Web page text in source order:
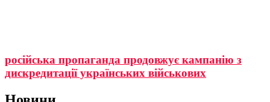
російська пропаганда продовжує кампанію з
дискредитації українських військових